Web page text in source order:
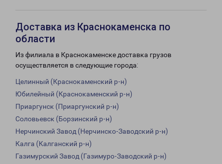
Доставка из Краснокаменска по
области
Из филиала в Краснокаменске доставка грузов
осуществляется в следующие города:
Целинный (Краснокаменский р-н)
Юбилейный (Краснокаменский р-н)
Приаргунск (Приаргунский р-н)
Соловьевск (Борзинский р-н)
Нерчинский Завод (Нерчинско-Заводский р-н)
Калга (Калганский р-н)
Газимурский Завод (Газимуро-Заводский р-н)